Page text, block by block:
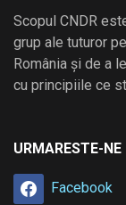
Scopul CNDR
grup ale tuturor
România și de a
cu principiile ce
URMARESTE-NE
Facebook